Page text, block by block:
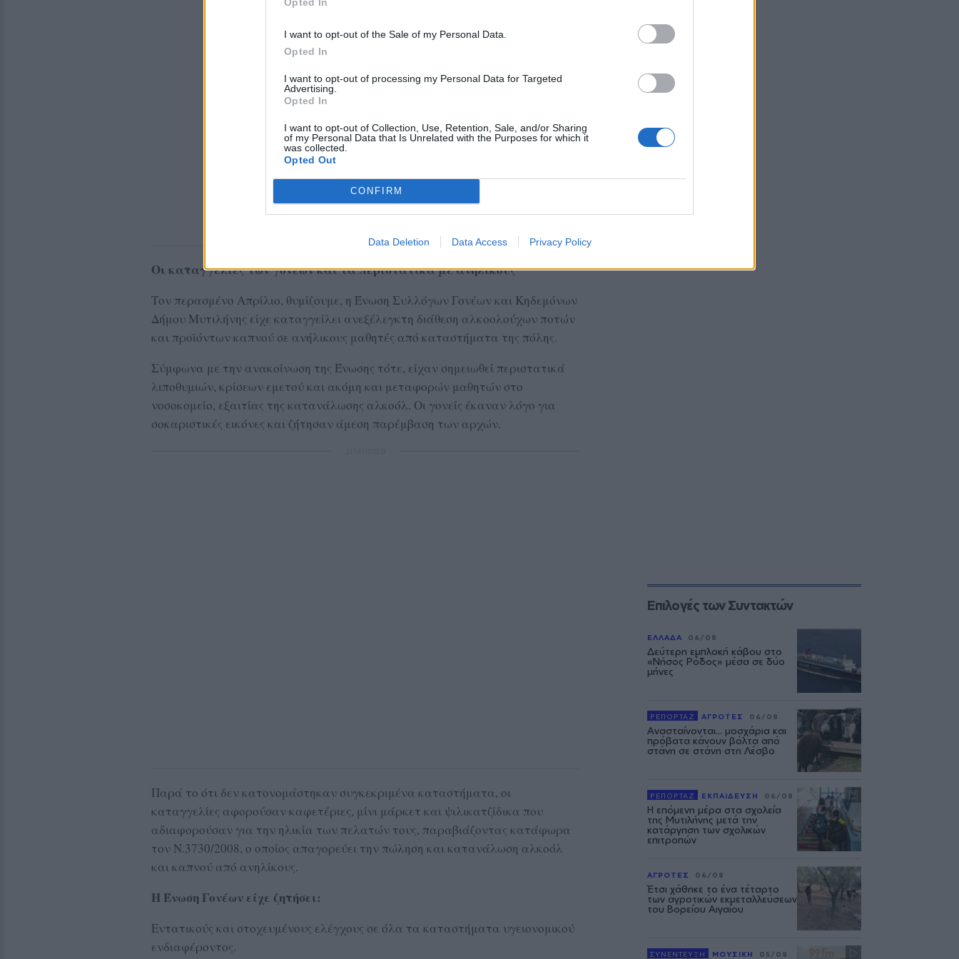
I want to opt-out of the Sale of my Personal Data.
Opted In
I want to opt-out of processing my Personal Data for Targeted
Advertising.
Opted In
I want to opt-out of Collection, Use, Retention, Sale, and/or Sharing
of my Personal Data that Is Unrelated with the Purposes for which it
was collected.
Opted Out
CONFIRM
Data Deletion Data Access Privacy Policy
Οι καταγγελίες των γονέων και τα περιστατικά με ανήλικους
Τον περασμένο Απρίλιο, θυμίζουμε, η Ένωση Συλλόγων Γονέων και Κηδεμόνων
Δήμου Μυτιλήνης είχε καταγγείλει ανεξέλεγκτη διάθεση αλκοολούχων ποτών
και προϊόντων καπνού σε ανήλικους μαθητές από καταστήματα της πόλης.
Σύμφωνα με την ανακοίνωση της Ένωσης τότε, είχαν σημειωθεί περιστατικά
λιποθυμιών, κρίσεων εμετού και ακόμη και μεταφορών μαθητών στο
νοσοκομείο, εξαιτίας της κατανάλωσης αλκοόλ. Οι γονείς έκαναν λόγο για
σοκαριστικές εικόνες και ζήτησαν άμεση παρέμβαση των αρχών.
Παρά το ότι δεν κατονομάστηκαν συγκεκριμένα καταστήματα, οι
καταγγελίες αφορούσαν καφετέριες, μίνι μάρκετ και ψιλικατζίδικα που
αδιαφορούσαν για την ηλικία των πελατών τους, παραβιάζοντας κατάφωρα
τον Ν.3730/2008, ο οποίος απαγορεύει την πώληση και κατανάλωση αλκοόλ
και καπνού από ανηλίκους.
Η Ένωση Γονέων είχε ζητήσει:
Εντατικούς και στοχευμένους ελέγχους σε όλα τα καταστήματα υγειονομικού
ενδιαφέροντος.
Επιλογές των Συντακτών
ΕΛΛΑΔΑ 06/08
Δεύτερη εμπλοκή κάβου στο
«Νήσος Ρόδος» μέσα σε δύο
μήνες
ΡΕΠΟΡΤΑΖ ΑΓΡΟΤΕΣ 06/08
Ανασταίνονται... μοσχάρια και
πρόβατα κάνουν βόλτα από
στάνη σε στάνη στη Λέσβο
ΡΕΠΟΡΤΑΖ ΕΚΠΑΙΔΕΥΣΗ 06/08
Η επόμενη μέρα στα σχολεία
της Μυτιλήνης μετά την
κατάργηση των σχολικών
επιτροπών
ΑΓΡΟΤΕΣ 06/08
Έτσι χάθηκε το ένα τέταρτο
των αγροτικών εκμεταλλεύσεων
του Βορείου Αιγαίου
ΣΥΝΕΝΤΕΥΞΗ ΜΟΥΣΙΚΗ 05/08